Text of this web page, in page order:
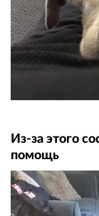
Из-за этого
помощь